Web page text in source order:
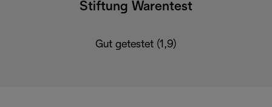
Stiftung Warentest
Gut getestet (1,9)